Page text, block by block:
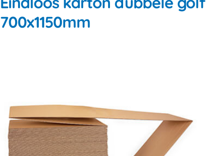
700x1150mm